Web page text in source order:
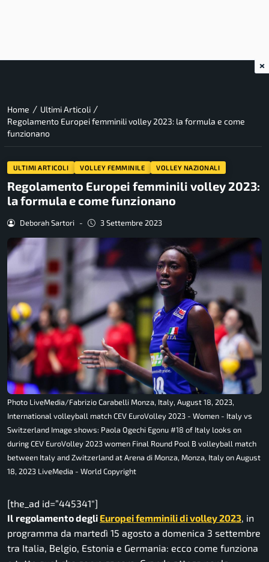
Home / Ultimi Articoli /
Regolamento Europei femminili volley 2023: la formula e come
funzionano
ULTIMI ARTICOLI VOLLEY FEMMINILE VOLLEY NAZIONALI
Regolamento Europei femminili volley 2023:
la formula e come funzionano
Deborah Sartori - 3 Settembre 2023
Photo LiveMedia/Fabrizio Carabelli Monza, Italy, August 18, 2023,
International volleyball match CEV EuroVolley 2023 - Women - Italy vs
Switzerland Image shows: Paola Ogechi Egonu #18 of Italy looks on
during CEV EuroVolley 2023 women Final Round Pool B volleyball match
between Italy and Zwitzerland at Arena di Monza, Monza, Italy on August
18, 2023 LiveMedia - World Copyright
[the_ad id=”445341″]
Il regolamento degli Europei femminili di volley 2023, in
programma da martedì 15 agosto a domenica 3 settembre
tra Italia, Belgio, Estonia e Germania: ecco come funziona
×